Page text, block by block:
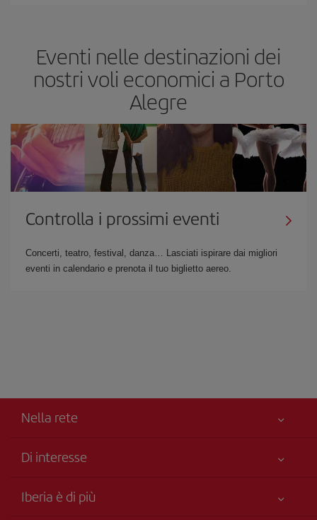
Eventi nelle destinazioni dei
nostri voli economici a Porto
Alegre
Controlla i prossimi eventi
Concerti, teatro, festival, danza… Lasciati ispirare dai migliori
eventi in calendario e prenota il tuo biglietto aereo.
Nella rete
Di interesse
La Sua sicurezza è una priorità
Iberia è di più